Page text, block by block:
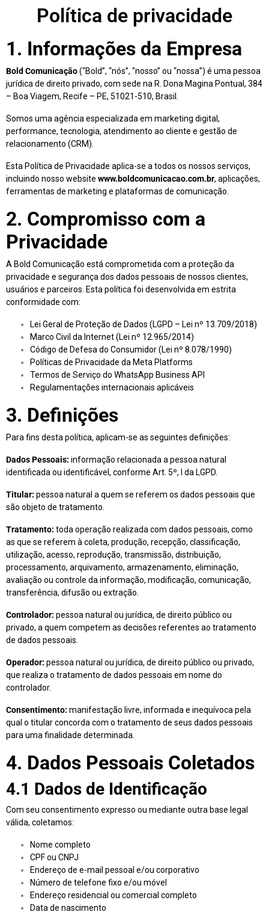
Política de privacidade
1. Informações da Empresa
Bold Comunicação(“Bold”, “nós”, “nosso” ou “nossa”) é uma pessoa
jurídica de direito privado, com sede na R. Dona Magina Pontual, 384
– Boa Viagem, Recife – PE, 51021-510, Brasil.
Somos uma agência especializada em marketing digital,
performance, tecnologia, atendimento ao cliente e gestão de
relacionamento (CRM).
Esta Política de Privacidade aplica-se a todos os nossos serviços,
incluindo nosso website www.boldcomunicacao.com.br, aplicações,
ferramentas de marketing e plataformas de comunicação.
2. Compromisso com a
Privacidade
A Bold Comunicação está comprometida com a proteção da
privacidade e segurança dos dados pessoais de nossos clientes,
usuários e parceiros. Esta política foi desenvolvida em estrita
conformidade com:
Lei Geral de Proteção de Dados (LGPD – Lei nº 13.709/2018)
Marco Civil da Internet (Lei nº 12.965/2014)
Código de Defesa do Consumidor (Lei nº 8.078/1990)
Políticas de Privacidade da Meta Platforms
Termos de Serviço do WhatsApp Business API
Regulamentações internacionais aplicáveis
3. Definições
Para fins desta política, aplicam-se as seguintes definições:
Dados Pessoais: informação relacionada a pessoa natural
identificada ou identificável, conforme Art. 5º, I da LGPD.
Titular: pessoa natural a quem se referem os dados pessoais que
são objeto de tratamento.
Tratamento: toda operação realizada com dados pessoais, como
as que se referem à coleta, produção, recepção, classificação,
utilização, acesso, reprodução, transmissão, distribuição,
processamento, arquivamento, armazenamento, eliminação,
avaliação ou controle da informação, modificação, comunicação,
transferência, difusão ou extração.
Controlador: pessoa natural ou jurídica, de direito público ou
privado, a quem competem as decisões referentes ao tratamento
de dados pessoais.
Operador: pessoa natural ou jurídica, de direito público ou privado,
que realiza o tratamento de dados pessoais em nome do
controlador.
Consentimento: manifestação livre, informada e inequívoca pela
qual o titular concorda com o tratamento de seus dados pessoais
para uma finalidade determinada.
4. Dados Pessoais Coletados
4.1 Dados de Identificação
Com seu consentimento expresso ou mediante outra base legal
válida, coletamos:
Nome completo
CPF ou CNPJ
Endereço de e-mail pessoal e/ou corporativo
Número de telefone fixo e/ou móvel
Endereço residencial ou comercial completo
Data de nascimento